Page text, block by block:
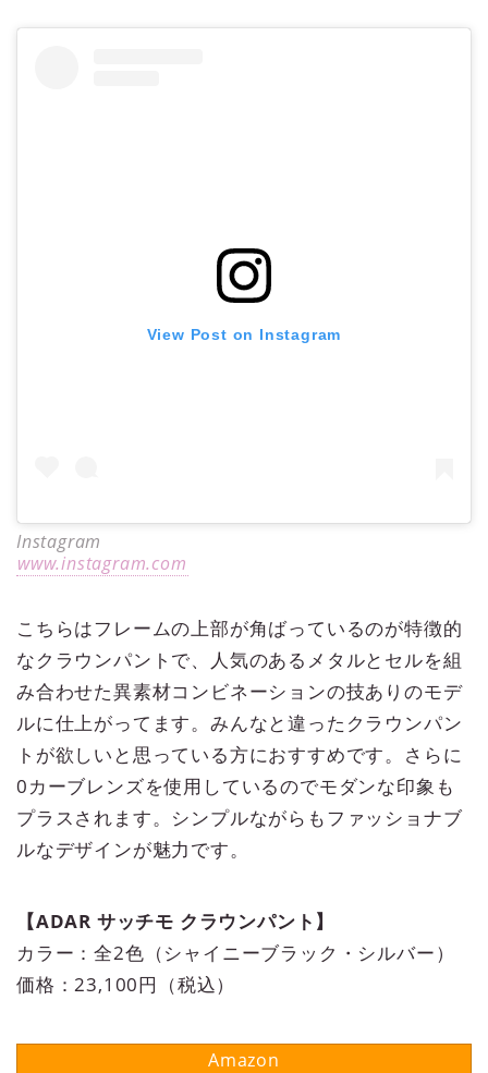
View Post on Instagram
Instagram
www.instagram.com
こちらはフレームの上部が角ばっているのが特徴的
なクラウンパントで、人気のあるメタルとセルを組
み合わせた異素材コンビネーションの技ありのモデ
ルに仕上がってます。みんなと違ったクラウンパン
トが欲しいと思っている方におすすめです。さらに
0カーブレンズを使用しているのでモダンな印象も
プラスされます。シンプルながらもファッショナブ
ルなデザインが魅力です。
【ADAR サッチモ クラウンパント】
カラー：全2色（シャイニーブラック・シルバー）
価格：23,100円（税込）